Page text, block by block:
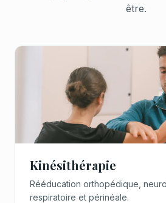
être.
Kinésithérapie
Rééducation orthopédique,
respiratoire et périnéale.